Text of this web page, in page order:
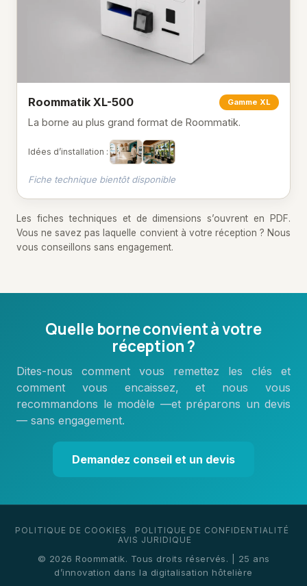
Roommatik XL-500 Gamme XL
La borne au plus grand format de Roommatik.
Idées d’installation :
Fiche technique bientôt disponible
Les fiches techniques et de dimensions s’ouvrent en PDF.
Vous ne savez pas laquelle convient à votre réception ? Nous
vous conseillons sans engagement.
Quelle borne convient à votre
réception ?
Dites-nous comment vous remettez les clés et
comment vous encaissez, et nous vous
recommandons le modèle —et préparons un devis
— sans engagement.
Demandez conseil et un devis
POLITIQUE DE COOKIES
POLITIQUE DE CONFIDENTIALITÉ
AVIS JURIDIQUE
© 2026 Roommatik. Tous droits réservés. | 25 ans
d’innovation dans la digitalisation hôtelière